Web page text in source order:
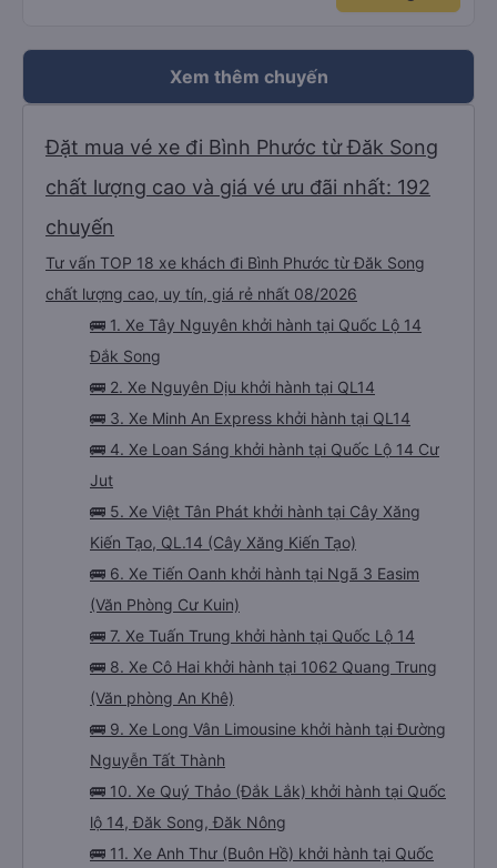
Xem thêm chuyến
Đặt mua vé xe đi Bình Phước từ Đăk Song
chất lượng cao và giá vé ưu đãi nhất: 192
chuyến
Tư vấn TOP 18 xe khách đi Bình Phước từ Đăk Song
chất lượng cao, uy tín, giá rẻ nhất 08/2026
🚌 1. Xe Tây Nguyên khởi hành tại Quốc Lộ 14
Đắk Song
🚌 2. Xe Nguyên Dịu khởi hành tại QL14
🚌 3. Xe Minh An Express khởi hành tại QL14
🚌 4. Xe Loan Sáng khởi hành tại Quốc Lộ 14 Cư
Jut
🚌 5. Xe Việt Tân Phát khởi hành tại Cây Xăng
Kiến Tạo, QL.14 (Cây Xăng Kiến Tạo)
🚌 6. Xe Tiến Oanh khởi hành tại Ngã 3 Easim
(Văn Phòng Cư Kuin)
🚌 7. Xe Tuấn Trung khởi hành tại Quốc Lộ 14
🚌 8. Xe Cô Hai khởi hành tại 1062 Quang Trung
(Văn phòng An Khê)
🚌 9. Xe Long Vân Limousine khởi hành tại Đường
Nguyễn Tất Thành
🚌 10. Xe Quý Thảo (Đắk Lắk) khởi hành tại Quốc
lộ 14, Đăk Song, Đăk Nông
🚌 11. Xe Anh Thư (Buôn Hồ) khởi hành tại Quốc